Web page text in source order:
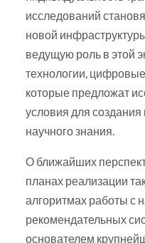
исследований
новой
ведущую роль в этой
технологии,
которые предложат
условия для
научного знания.
О ближайших
планах реализации
алгоритмах работы с
рекомендательных
основателем